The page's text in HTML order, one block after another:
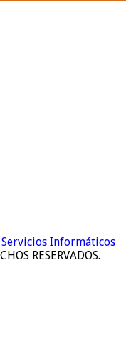
Informáticos
RESERVADOS.